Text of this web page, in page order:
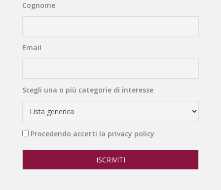
Cognome
Email
Scegli una o più categorie di interesse
Procedendo accetti la privacy policy